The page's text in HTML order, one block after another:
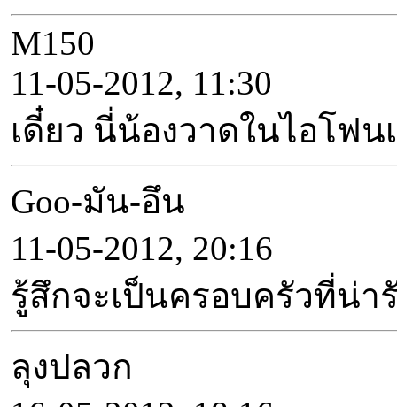
M150
11-05-2012, 11:30
เดี๋ยว นี่น้องวาดในไอโฟ
Goo-มัน-อึน
11-05-2012, 20:16
รู้สึกจะเป็นครอบครัวที่น่า
ลุงปลวก